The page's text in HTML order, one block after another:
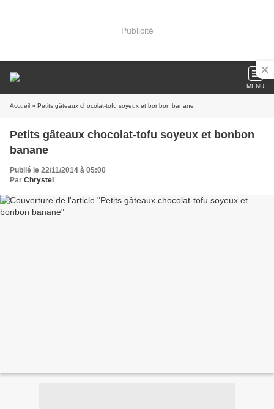
Publicité
MENU
Accueil » Petits gâteaux chocolat-tofu soyeux et bonbon banane
Petits gâteaux chocolat-tofu soyeux et bonbon
banane
Publié le 22/11/2014 à 05:00
Par Chrystel